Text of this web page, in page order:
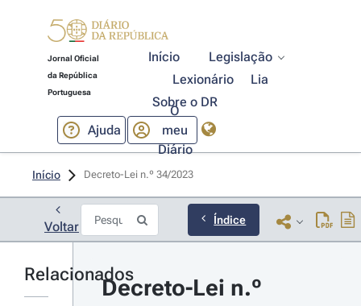
Jornal Oficial
da República
Portuguesa
Início
Legislação
Lexionário
Lia
Sobre o DR
Ajuda
O
meu
Diário
Início Decreto-Lei n.º 34/2023
Voltar Índice
Relacionados
Decreto-Lei n.º